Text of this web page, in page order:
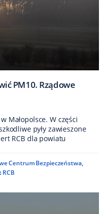
PM10. Rządowe
Małopolsce. W części
pyły zawieszone
RCB dla powiatu
Centrum Bezpieczeństwa,
RCB